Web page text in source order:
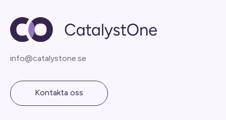
info@catalystone.se
Kontakta oss